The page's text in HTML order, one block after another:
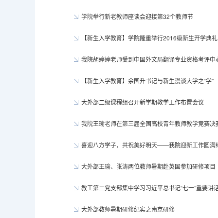
学院举行新老教师座谈会迎接第32个教师节
【新生入学教育】学院隆重举行2016级新生开学典礼
我院胡婷婷老师受到中国外文局翻译专业资格考评中
【新生入学教育】余国升书记与新生漫谈大学之“学”
大外部二级课程组召开新学期教学工作布置会议
我院王瑜老师在第三届全国高校青年教师教学竞赛决
喜迎八方学子，共祝美好明天——我院迎新工作圆满
大外部王瑜、张涛两位教师暑期赴英国参加研修项目
教工第二党支部集中学习习近平总书记“七一”重要讲
大外部教师暑期研修纪实之南京研修